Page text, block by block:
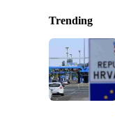
Trending